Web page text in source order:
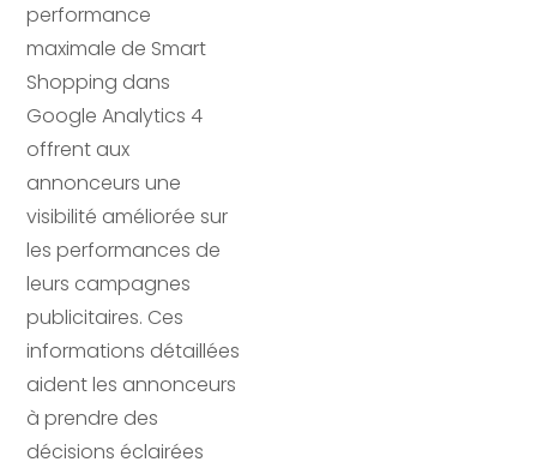
performance
maximale de Smart
Shopping dans
Google Analytics 4
offrent aux
annonceurs une
visibilité améliorée sur
les performances de
leurs campagnes
publicitaires. Ces
informations détaillées
aident les annonceurs
à prendre des
décisions éclairées